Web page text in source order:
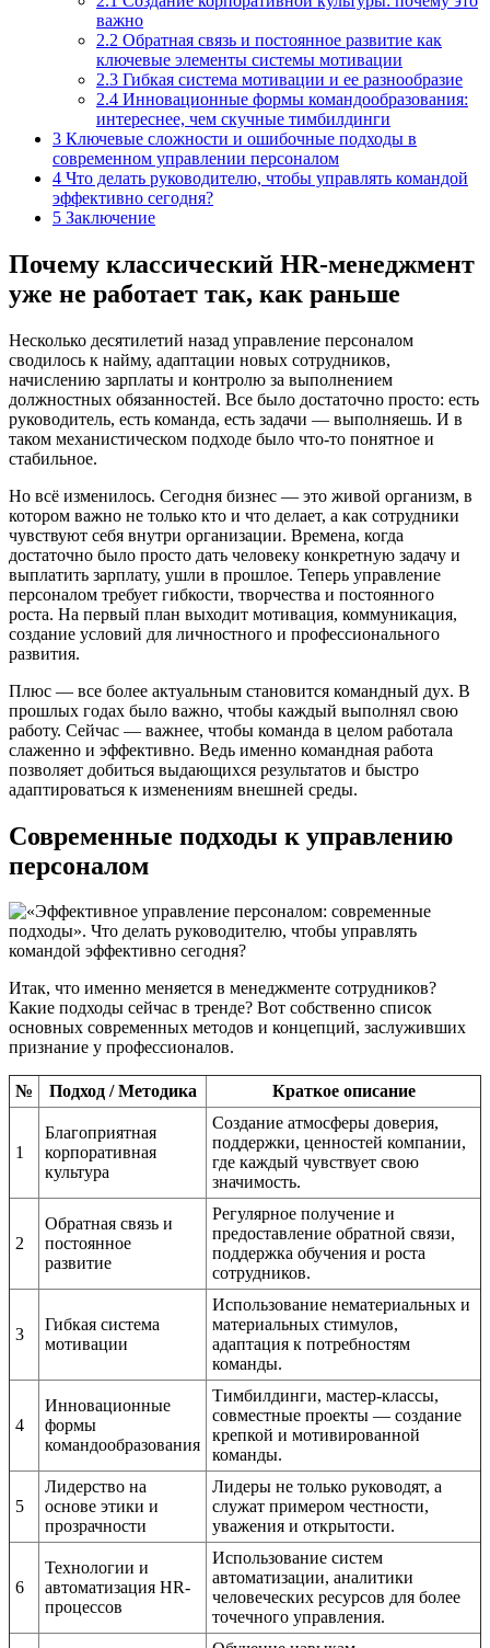
важно
2.2 Обратная связь и постоянное развитие как
ключевые элементы системы мотивации
2.3 Гибкая система мотивации и ее разнообразие
2.4 Инновационные формы командообразования:
интереснее, чем скучные тимбилдинги
3 Ключевые сложности и ошибочные подходы в
современном управлении персоналом
4 Что делать руководителю, чтобы управлять командой
эффективно сегодня?
5 Заключение
Почему классический HR-менеджмент
уже не работает так, как раньше
Несколько десятилетий назад управление персоналом
сводилось к найму, адаптации новых сотрудников,
начислению зарплаты и контролю за выполнением
должностных обязанностей. Все было достаточно просто: есть
руководитель, есть команда, есть задачи — выполняешь. И в
таком механистическом подходе было что-то понятное и
стабильное.
Но всё изменилось. Сегодня бизнес — это живой организм, в
котором важно не только кто и что делает, а как сотрудники
чувствуют себя внутри организации. Времена, когда
достаточно было просто дать человеку конкретную задачу и
выплатить зарплату, ушли в прошлое. Теперь управление
персоналом требует гибкости, творчества и постоянного
роста. На первый план выходит мотивация, коммуникация,
создание условий для личностного и профессионального
развития.
Плюс — все более актуальным становится командный дух. В
прошлых годах было важно, чтобы каждый выполнял свою
работу. Сейчас — важнее, чтобы команда в целом работала
слаженно и эффективно. Ведь именно командная работа
позволяет добиться выдающихся результатов и быстро
адаптироваться к изменениям внешней среды.
Современные подходы к управлению
персоналом
Итак, что именно меняется в менеджменте сотрудников?
Какие подходы сейчас в тренде? Вот собственно список
основных современных методов и концепций, заслуживших
признание у профессионалов.
№ Подход / Методика Краткое описание
1
Благоприятная
корпоративная
культура
Создание атмосферы доверия,
поддержки, ценностей компании,
где каждый чувствует свою
значимость.
2
Обратная связь и
постоянное
развитие
Регулярное получение и
предоставление обратной связи,
поддержка обучения и роста
сотрудников.
3
Гибкая система
мотивации
Использование нематериальных и
материальных стимулов,
адаптация к потребностям
команды.
4
Инновационные
формы
командообразования
Тимбилдинги, мастер-классы,
совместные проекты — создание
крепкой и мотивированной
команды.
5
Лидерство на
основе этики и
прозрачности
Лидеры не только руководят, а
служат примером честности,
уважения и открытости.
6
Технологии и
автоматизация HR-
процессов
Использование систем
автоматизации, аналитики
человеческих ресурсов для более
точечного управления.